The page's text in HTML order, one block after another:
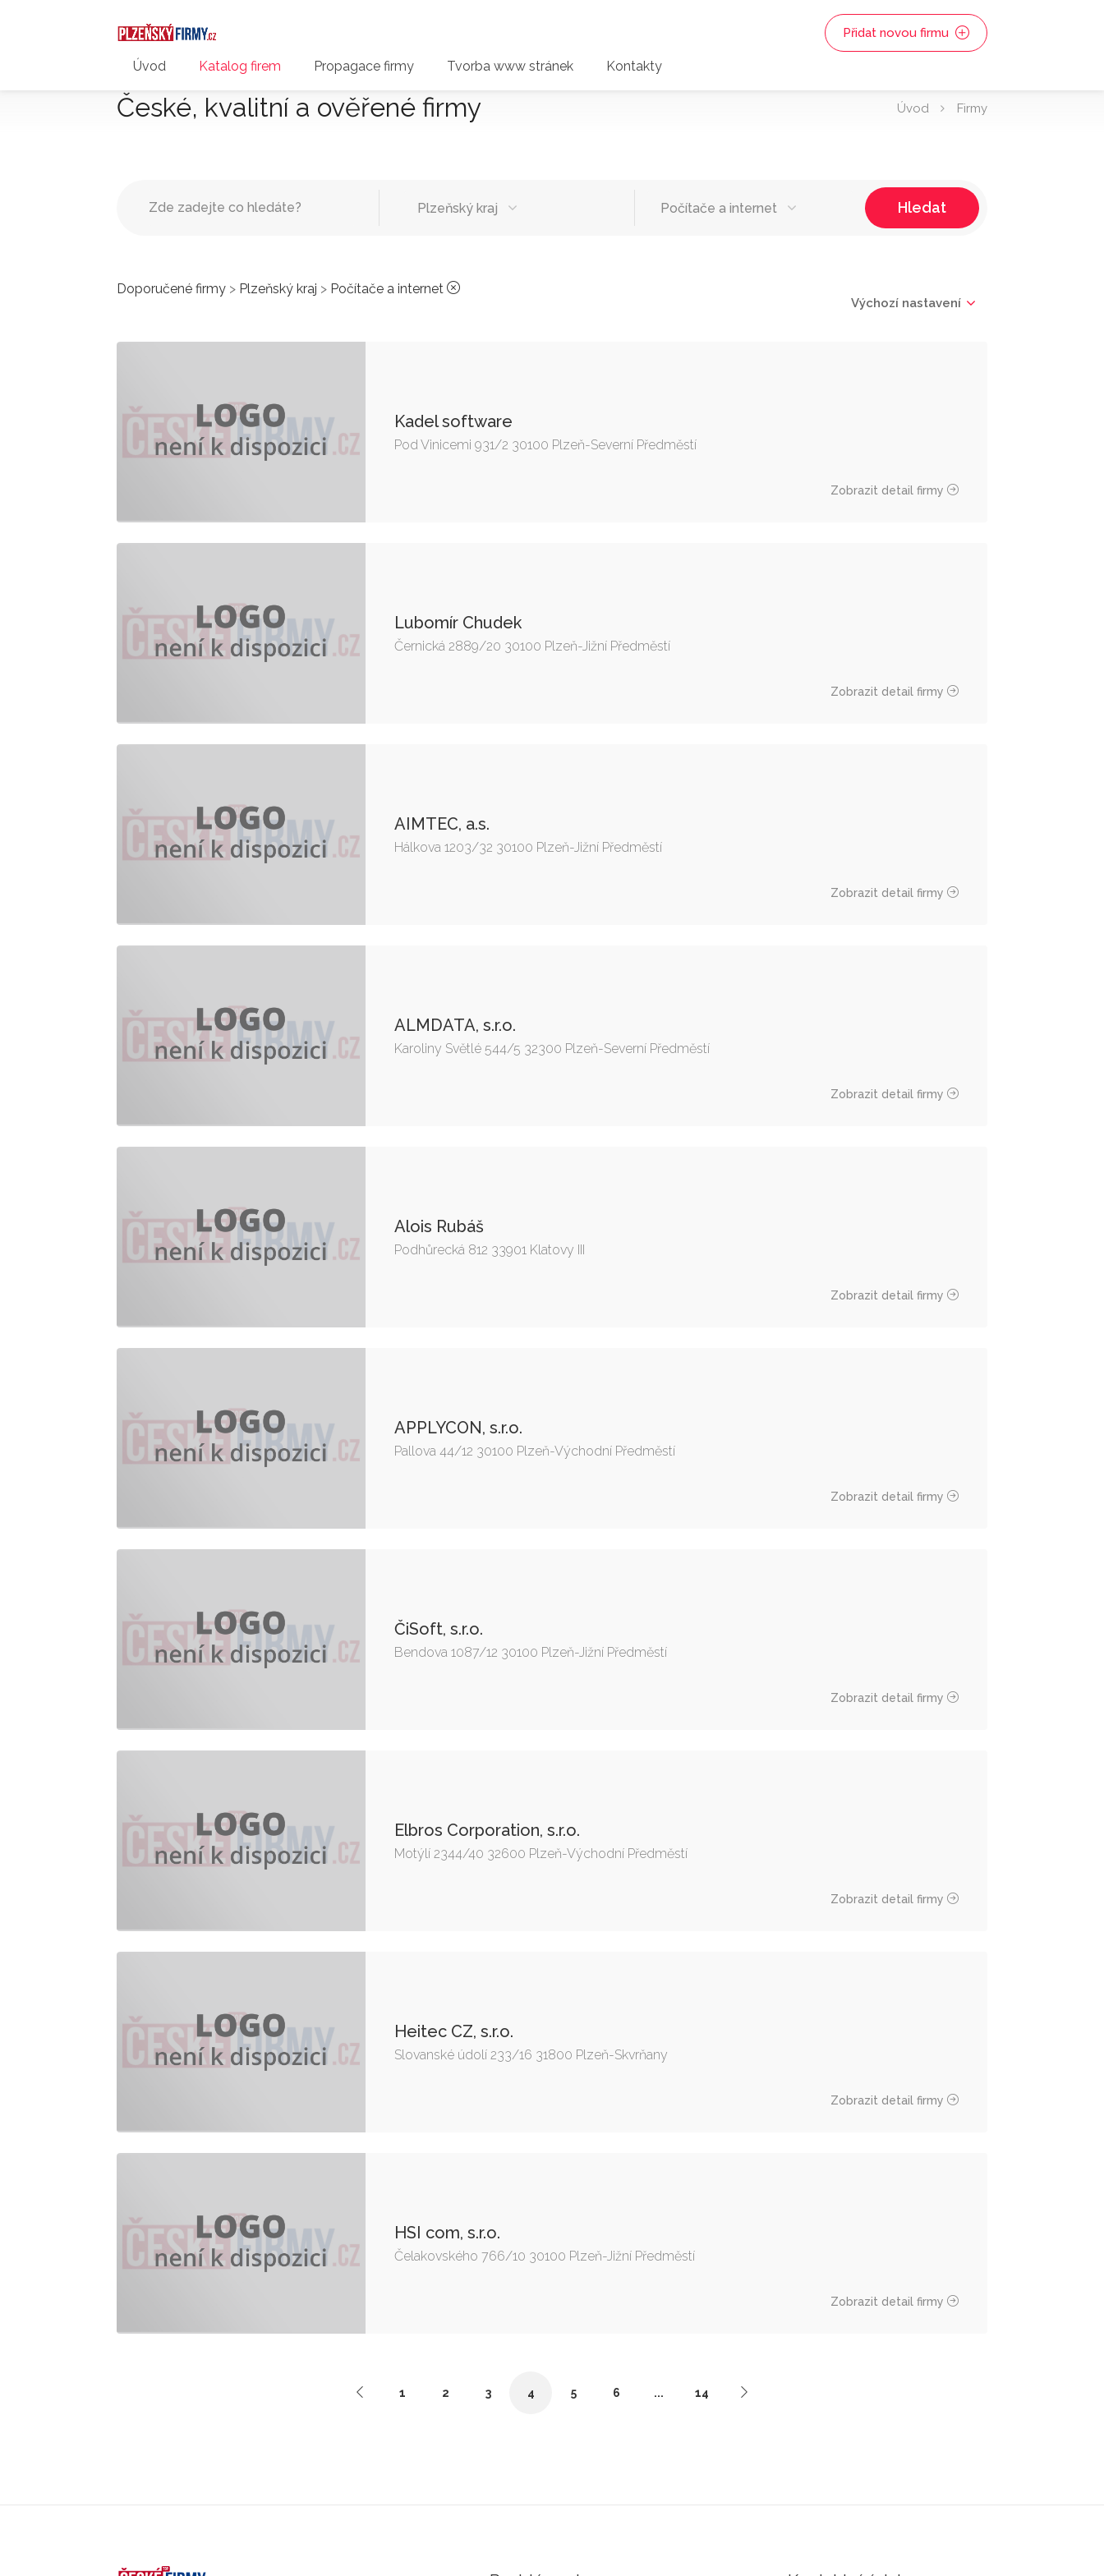
Úvod Katalog firem Propagace firmy Tvorba www stránek Kontakty
Přidat novou firmu
České, kvalitní a ověřené firmy Úvod Firmy
Plzeňský kraj Počítače a internet Hledat
Doporučené firmy > Plzeňský kraj > Počítače a internet
Výchozí nastavení
Kadel software
Pod Vinicemi 931/2 30100 Plzeň-Severní Předměstí
Zobrazit detail firmy
Lubomír Chudek
Černická 2889/20 30100 Plzeň-Jižní Předměstí
Zobrazit detail firmy
AIMTEC, a.s.
Hálkova 1203/32 30100 Plzeň-Jižní Předměstí
Zobrazit detail firmy
ALMDATA, s.r.o.
Karoliny Světlé 544/5 32300 Plzeň-Severní Předměstí
Zobrazit detail firmy
Alois Rubáš
Podhůrecká 812 33901 Klatovy III
Zobrazit detail firmy
APPLYCON, s.r.o.
Pallova 44/12 30100 Plzeň-Východní Předměstí
Zobrazit detail firmy
ČiSoft, s.r.o.
Bendova 1087/12 30100 Plzeň-Jižní Předměstí
Zobrazit detail firmy
Elbros Corporation, s.r.o.
Motýlí 2344/40 32600 Plzeň-Východní Předměstí
Zobrazit detail firmy
Heitec CZ, s.r.o.
Slovanské údolí 233/16 31800 Plzeň-Skvrňany
Zobrazit detail firmy
HSI com, s.r.o.
Čelakovského 766/10 30100 Plzeň-Jižní Předměstí
Zobrazit detail firmy
1 2 3 4 5 6 ... 14